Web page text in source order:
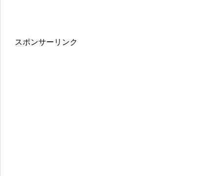
スポンサーリンク